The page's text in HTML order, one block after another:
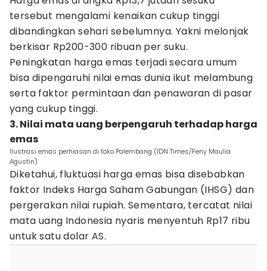
tersebut mengalami kenaikan cukup tinggi
dibandingkan sehari sebelumnya. Yakni melonjak
berkisar Rp200-300 ribuan per suku.
Peningkatan harga emas terjadi secara umum
bisa dipengaruhi nilai emas dunia ikut melambung
serta faktor permintaan dan penawaran di pasar
yang cukup tinggi.
3. Nilai mata uang berpengaruh terhadap harga
emas
Ilustrasi emas perhiasan di toko Palembang (IDN Times/Feny Maulia
Agustin)
Diketahui, fluktuasi harga emas bisa disebabkan
faktor Indeks Harga Saham Gabungan (IHSG) dan
pergerakan nilai rupiah. Sementara, tercatat nilai
mata uang Indonesia nyaris menyentuh Rp17 ribu
untuk satu dolar AS.